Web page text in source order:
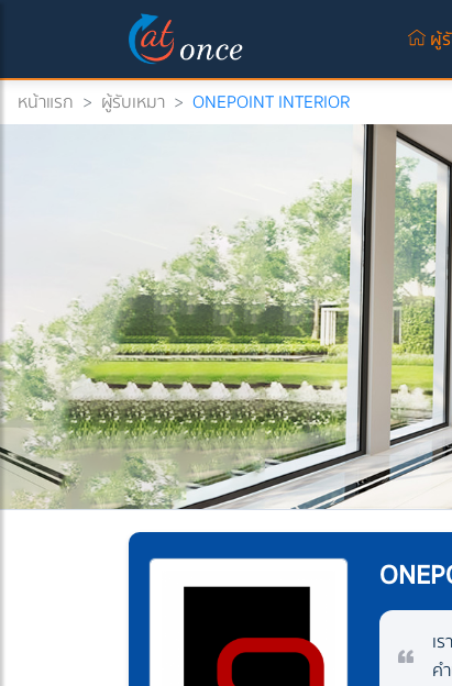
ผู้รั
หน้าแรก > ผู้รับเหมา > ONEPOINT INTERIOR
เ
ค